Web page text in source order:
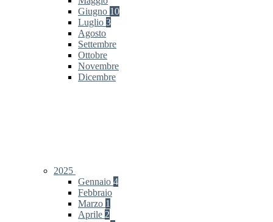
Giugno 10
Luglio 3
Agosto
Settembre
Ottobre
Novembre
Dicembre
2025
Gennaio 4
Febbraio
Marzo 1
Aprile 2